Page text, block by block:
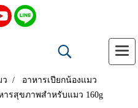
ว
อาหารเปียกน้องแมว
หารสุขภาพสำหรับแมว 160g